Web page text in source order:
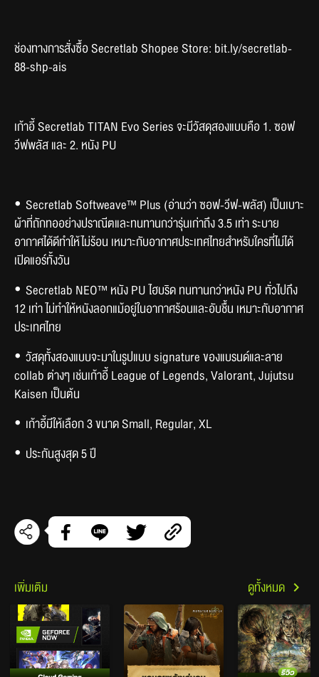
ช่องทางการสั่งซื้อ Secretlab Shopee Store: bit.ly/secretlab-
88-shp-ais
เก้าอี้ Secretlab TITAN Evo Series จะมีวัสดุสองแบบคือ 1. ซอฟ
วีฟพลัส และ 2. หนัง PU
⦁	Secretlab Softweave™ Plus (อ่านว่า ซอฟ-วีฟ-พลัส) เป็นเบาะ
ผ้าที่ถักทออย่างปราณีตและทนทานกว่ารุ่นเก่าถึง 3.5 เท่า ระบาย
อากาศได้ดีทำให้ไม่ร้อน เหมาะกับอากาศประเทศไทยสำหรับใครที่ไม่ได้
เปิดแอร์ทั้งวัน
⦁	Secretlab NEO™ หนัง PU ไฮบริด ทนทานกว่าหนัง PU ทั่วไปถึง
12 เท่า ไม่ทำให้หนังลอกแม้อยู่ในอากาศร้อนและอับชื้น เหมาะกับอากาศ
ประเทศไทย
⦁	วัสดุทั้งสองแบบจะมาในรูปแบบ signature ของแบรนด์และลาย
collab ต่างๆ เช่นเก้าอี้ League of Legends, Valorant, Jujutsu
Kaisen เป็นต้น
⦁	เก้าอี้มีให้เลือก 3 ขนาด Small, Regular, XL
⦁	ประกันสูงสุด 5 ปี
เพิ่มเติม ดูทั้งหมด